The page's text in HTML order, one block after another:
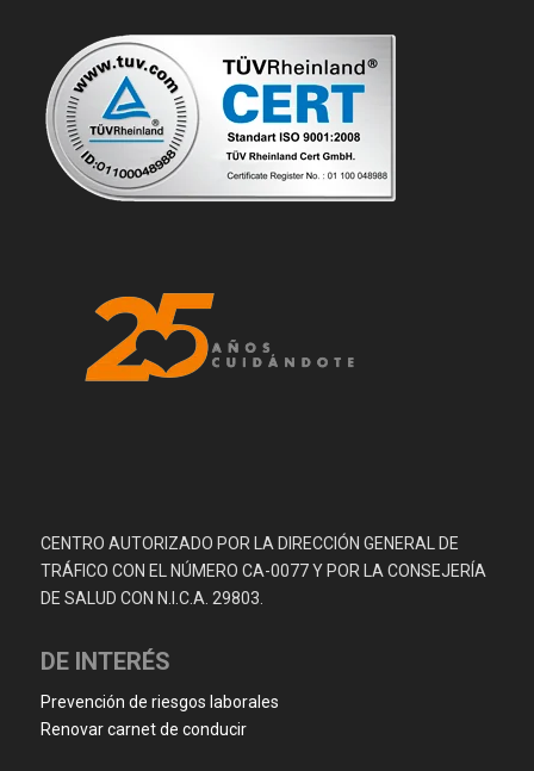
CENTRO AUTORIZADO POR LA DIRECCIÓN GENERAL DE
TRÁFICO CON EL NÚMERO CA-0077 Y POR LA CONSEJERÍA
DE SALUD CON N.I.C.A. 29803.
DE INTERÉS
Prevención de riesgos laborales
Renovar carnet de conducir